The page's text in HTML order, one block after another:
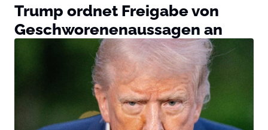
Trump ordnet Freigabe von
Geschworenenaussagen an